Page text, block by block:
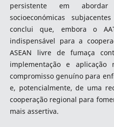
persistente em
socioeconómicas
conclui que, embora o
indispensável para a
ASEAN livre de fumaça
implementação e
compromisso genuíno para
e, potencialmente, de uma
cooperação regional para
mais assertiva.